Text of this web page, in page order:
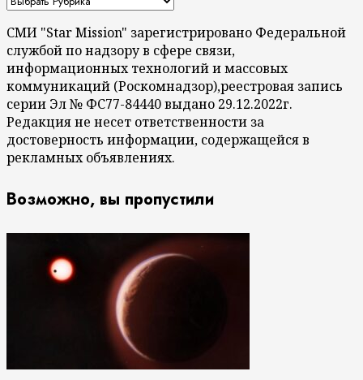
СМИ "Star Mission" зарегистрировано Федеральной
службой по надзору в сфере связи,
информационных технологий и массовых
коммуникаций (Роскомнадзор),реестровая запись
серии Эл № ФС77-84440 выдано 29.12.2022г.
Редакция не несет ответственности за
достоверность информации, содержащейся в
рекламных объявлениях.
Возможно, вы пропустили